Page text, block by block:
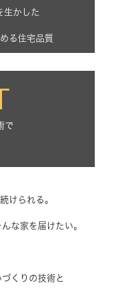
生かした
る住宅品質
で
けられる。
な家を届けたい。
くりの技術と